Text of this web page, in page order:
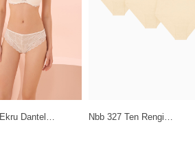
Nbb 327 Ten Rengi… Nbb 328 Ten